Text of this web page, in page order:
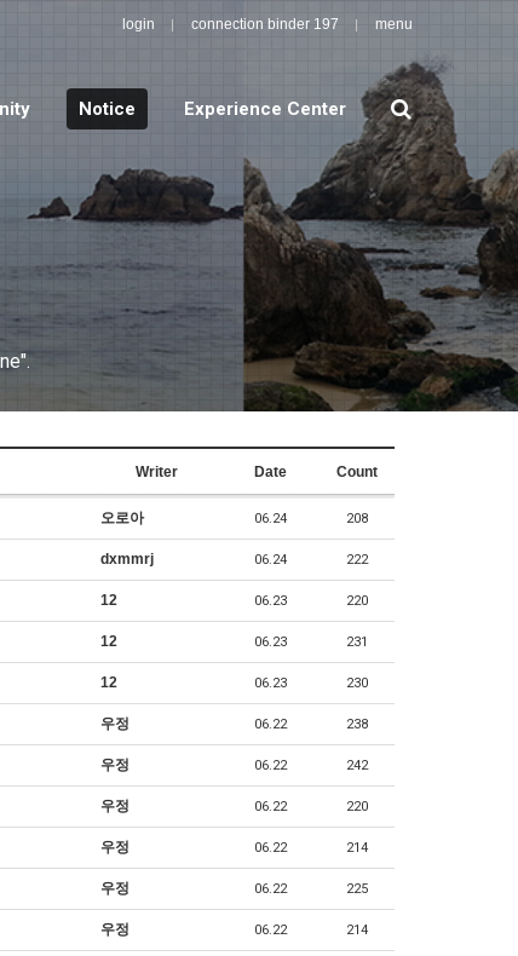
login connection binder 197 menu
Notice Experience Center search
Writer Date Count
오로아 06.24 208
dxmmrj 06.24 222
12 06.23 220
12 06.23 231
12 06.23 230
우정 06.22 238
우정 06.22 242
우정 06.22 220
우정 06.22 214
우정 06.22 225
우정 06.22 214